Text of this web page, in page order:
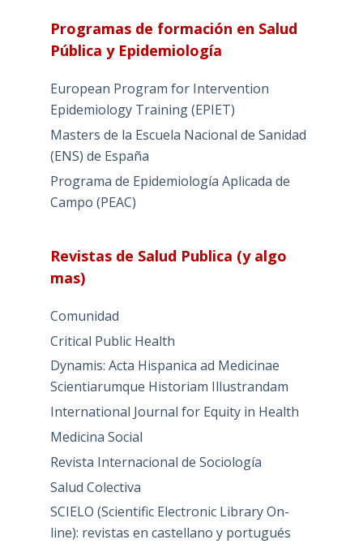
Programas de formación en Salud
Pública y Epidemiología
European Program for Intervention
Epidemiology Training (EPIET)
Masters de la Escuela Nacional de Sanidad
(ENS) de España
Programa de Epidemiología Aplicada de
Campo (PEAC)
Revistas de Salud Publica (y algo
mas)
Comunidad
Critical Public Health
Dynamis: Acta Hispanica ad Medicinae
Scientiarumque Historiam Illustrandam
International Journal for Equity in Health
Medicina Social
Revista Internacional de Sociología
Salud Colectiva
SCIELO (Scientific Electronic Library On-
line): revistas en castellano y portugués